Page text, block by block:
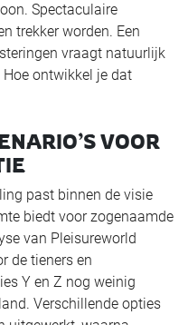
Spectaculaire
trekker worden. Een
vraagt natuurlijk
ontwikkel je dat
VOOR
past binnen de visie
biedt voor zogenaamde
van Pleisureworld
de tieners en
Y en Z nog weinig
Verschillende opties